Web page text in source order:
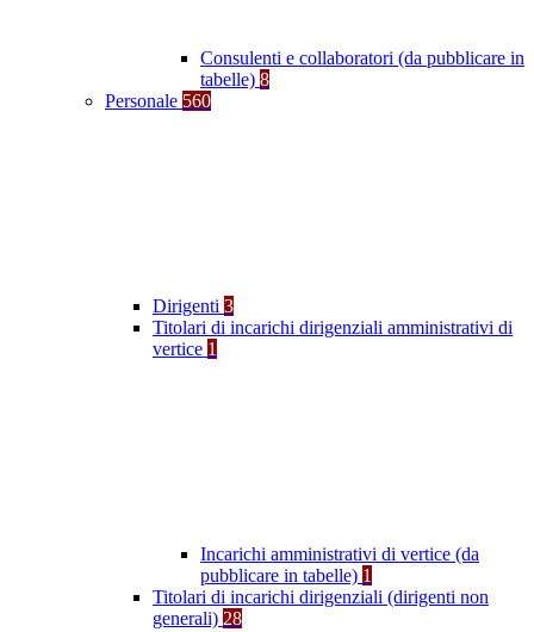
Consulenti e collaboratori (da pubblicare in
tabelle) 8
Personale 560
Dirigenti 3
Titolari di incarichi dirigenziali amministrativi di
vertice 1
Incarichi amministrativi di vertice (da
pubblicare in tabelle) 1
Titolari di incarichi dirigenziali (dirigenti non
generali) 28